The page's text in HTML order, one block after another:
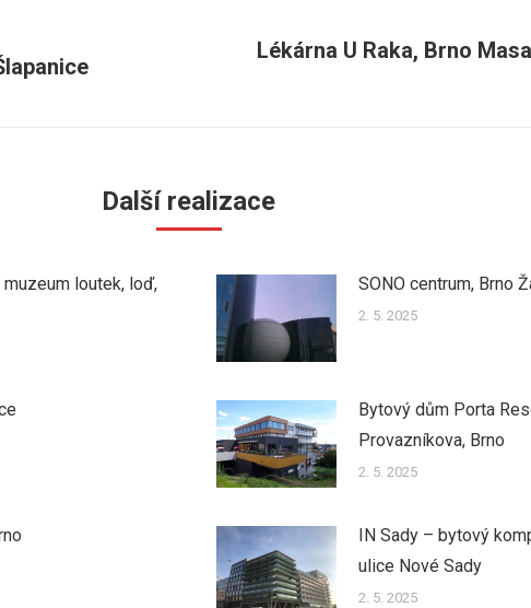
Lékárna U Raka, Brno
Další realizace
muzeum loutek, loď,
SONO centrum, Brno
2. 5. 2025
Bytový dům Porta
Provazníkova, Brno
2. 5. 2025
IN Sady – bytový
ulice Nové Sady
2. 5. 2025